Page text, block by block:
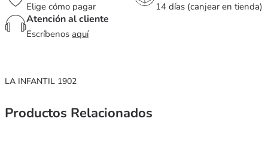
Elige cómo pagar 14 días (canjear en tienda)
Atención al cliente
Escríbenos aquí
LA INFANTIL 1902
Productos Relacionados